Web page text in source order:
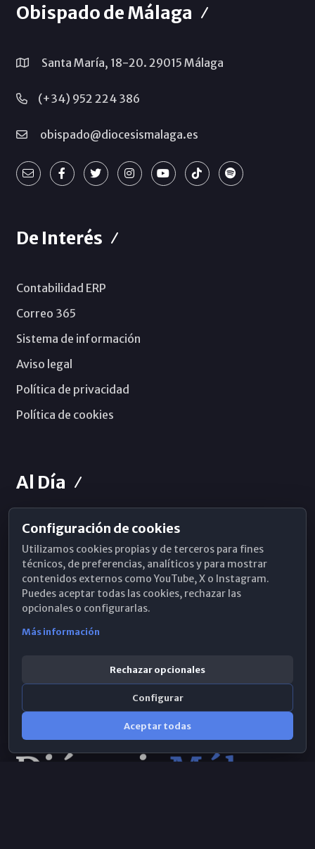
Obispado de Málaga
Santa María, 18-20. 29015 Málaga
(+34) 952 224 386
obispado@diocesismalaga.es
De Interés
Contabilidad ERP
Correo 365
Sistema de información
Aviso legal
Política de privacidad
Política de cookies
Al Día
Horarios de Misa
Hemeroteca
WhatsApp
Configuración de cookies
Utilizamos cookies propias y de terceros para fines
técnicos, de preferencias, analíticos y para mostrar
contenidos externos como YouTube, X o Instagram.
Puedes aceptar todas las cookies, rechazar las
opcionales o configurarlas.
Más información
Rechazar opcionales
Configurar
Aceptar todas